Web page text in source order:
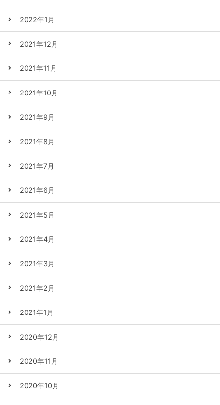
2022年1月
2021年12月
2021年11月
2021年10月
2021年9月
2021年8月
2021年7月
2021年6月
2021年5月
2021年4月
2021年3月
2021年2月
2021年1月
2020年12月
2020年11月
2020年10月